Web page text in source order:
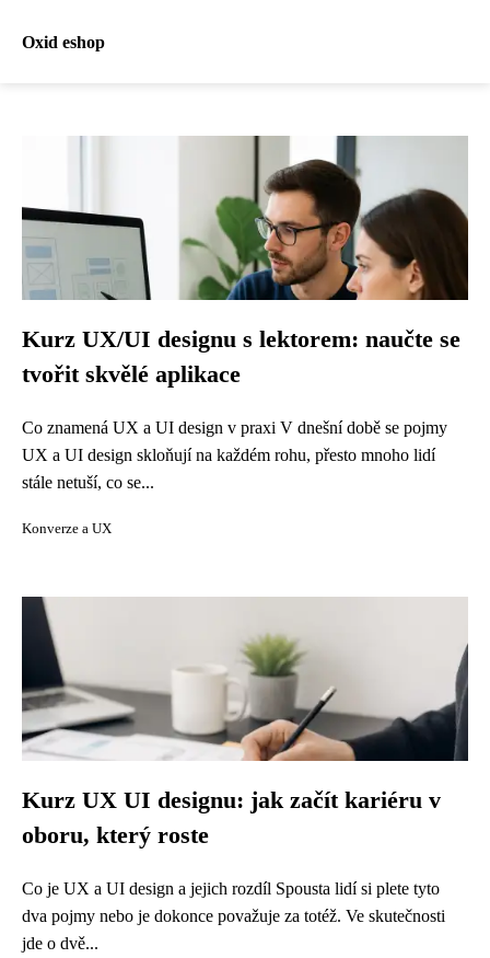
Oxid eshop
Kurz UX/UI designu s lektorem: naučte se
tvořit skvělé aplikace
Co znamená UX a UI design v praxi V dnešní době se pojmy
UX a UI design skloňují na každém rohu, přesto mnoho lidí
stále netuší, co se...
Konverze a UX
Kurz UX UI designu: jak začít kariéru v
oboru, který roste
Co je UX a UI design a jejich rozdíl Spousta lidí si plete tyto
dva pojmy nebo je dokonce považuje za totéž. Ve skutečnosti
jde o dvě...